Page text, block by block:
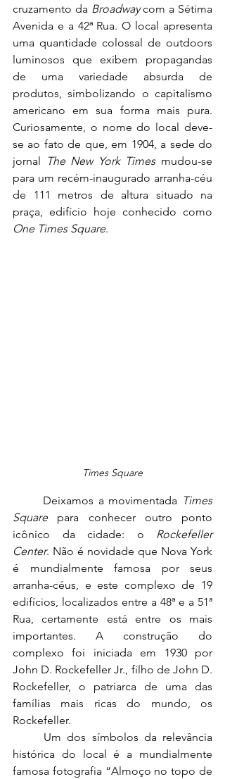
cruzamento da Broadway com a Sétima
Avenida e a 42ª Rua. O local apresenta
uma quantidade colossal de outdoors
luminosos que exibem propagandas
de uma variedade absurda de
produtos, simbolizando o capitalismo
americano em sua forma mais pura.
Curiosamente, o nome do local deve-
se ao fato de que, em 1904, a sede do
jornal
The New York Times mudou-se
para um recém-inaugurado arranha-céu
de 111 metros de altura situado na
One Times Square.
Times Square
	Deixamos a movimentada
Times
Square para conhecer outro ponto
icônico da cidade: o
Rockefeller
Center. Não é novidade que Nova York
é mundialmente famosa por seus
arranha-céus, e este complexo de 19
edifícios, localizados entre a 48ª e a 51ª
Rua, certamente está entre os mais
importantes. A construção do
complexo foi iniciada em 1930 por
John D. Rockefeller Jr., filho de John D.
Rockefeller, o patriarca de uma das
famílias mais ricas do mundo, os
Rockefeller.
histórica do local é a mundialmente
famosa fotografia “Almoço no topo de